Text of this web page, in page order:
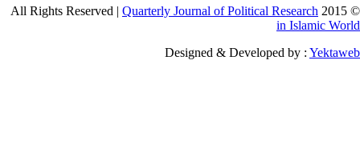
©
Quarterly Journal of Political Research
in Islamic
Designed & Developed by :